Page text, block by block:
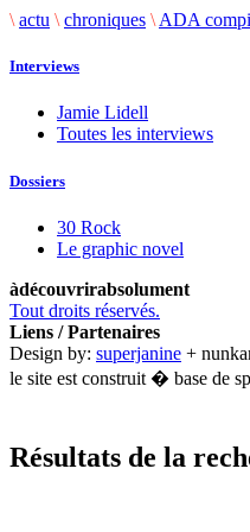
\ actu \ chroniques \ ADA
Interviews
Jamie Lidell
Toutes les interviews
Dossiers
30 Rock
Le graphic novel
àdécouvrirabsolument
Tout droits réservés.
Liens / Partenaires
Design by: superjanine +
le site est construit � base de
Résultats de la